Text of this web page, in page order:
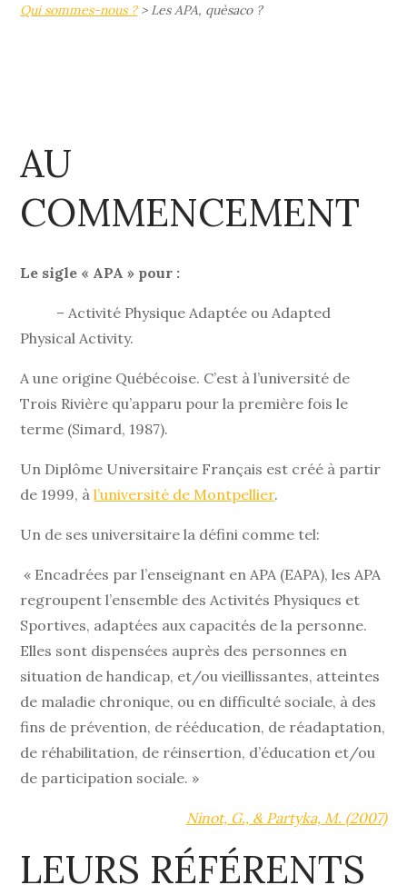
Qui sommes-nous ?> Les APA, quèsaco ?
AU
COMMENCEMENT
Le sigle « APA » pour :
– Activité Physique Adaptée ou Adapted
Physical Activity.
A une origine Québécoise. C’est à l’université de
Trois Rivière qu’apparu pour la première fois le
terme (Simard, 1987).
Un Diplôme Universitaire Français est créé à partir
de 1999, àl’université de Montpellier.
Un de ses universitaire la défini comme tel:
« Encadrées par l’enseignant en APA (EAPA), les APA
regroupent l’ensemble des Activités Physiques et
Sportives, adaptées aux capacités de la personne.
Elles sont dispensées auprès des personnes en
situation de handicap, et/ou vieillissantes, atteintes
de maladie chronique, ou en difficulté sociale, à des
fins de prévention, de rééducation, de réadaptation,
de réhabilitation, de réinsertion, d’éducation et/ou
de participation sociale. »
Ninot, G., & Partyka, M. (2007)
LEURS RÉFÉRENTS